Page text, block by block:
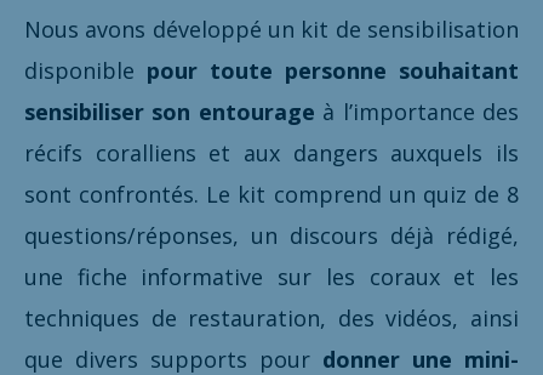
Nous avons développé un kit de sensibilisation
disponible pour toute personne souhaitant
sensibiliser son entourage à l’importance des
récifs coralliens et aux dangers auxquels ils
sont confrontés. Le kit comprend un quiz de 8
questions/réponses, un discours déjà rédigé,
une fiche informative sur les coraux et les
techniques de restauration, des vidéos, ainsi
que divers supports pour donner une mini-